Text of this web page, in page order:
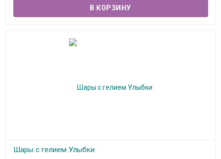
Шары с гелием Улыбки